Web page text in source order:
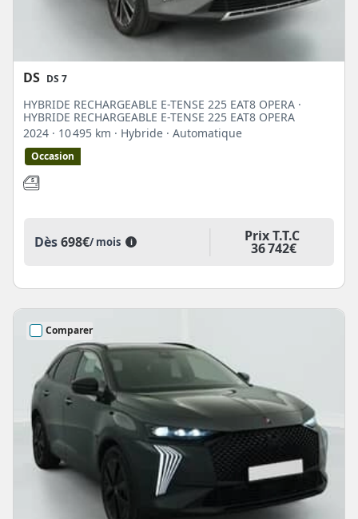
DS DS 7
HYBRIDE RECHARGEABLE E-TENSE 225 EAT8 OPERA ·
HYBRIDE RECHARGEABLE E-TENSE 225 EAT8 OPERA
2024 · 10 495 km · Hybride · Automatique
Occasion
Dès698€/ mois i Prix T.T.C
36 742€
Comparer